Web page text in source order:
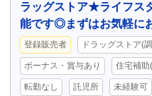
ラッグストア★ライフス
能です◎まずはお気軽に
登録販売者 ドラッグストア(
ボーナス・賞与あり 住宅補
転勤なし 託児所 未経験可